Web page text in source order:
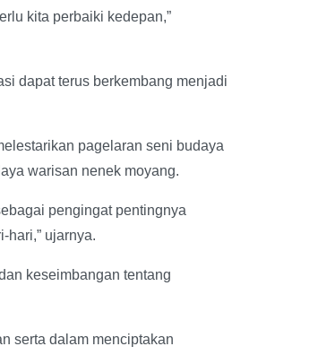
kita perbaiki kedepan,”
dapat terus berkembang menjadi
pagelaran seni budaya
warisan nenek moyang.
pengingat pentingnya
hari,” ujarnya.
keseimbangan tentang
serta dalam menciptakan